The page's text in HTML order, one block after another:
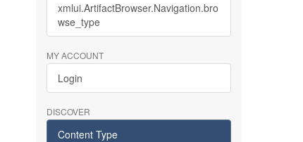
xmlui.ArtifactBrowser.Navigation.bro
wse_type
MY ACCOUNT
Login
DISCOVER
Content Type